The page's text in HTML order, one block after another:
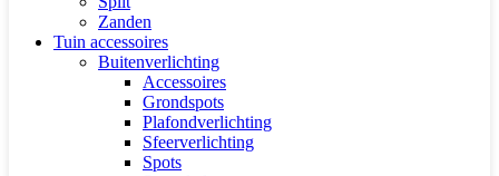
Zanden
Tuin accessoires
Buitenverlichting
Accessoires
Grondspots
Plafondverlichting
Sfeerverlichting
Spots